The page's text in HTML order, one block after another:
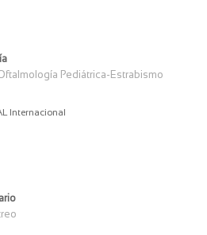
Pediátrica-Estrabismo
Internacional